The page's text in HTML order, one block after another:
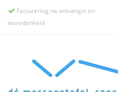
 Facturering na ontvangst en
tevredenheid